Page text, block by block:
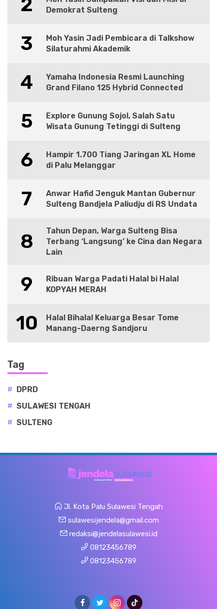
2
Demokrat Sulteng
3
Moh Yasin Jadi Pembicara di Talkshow
Silaturahmi Akademik
4
Yamaha Indonesia Resmi Launching
Grand Filano 125 Hybrid Connected
5
Explore Gunung Sojol, Salah Satu
Wisata Gunung Tetinggi di Sulteng
6
Hampir 1.700 Tiang Jaringan XL Home
di Palu Melanggar
7
Anwar Hafid Jenguk Mantan Gubernur
Sulteng Bandjela Paliudju di RS Undata
8
Tahun Depan, Warga Sulteng Bisa
Terbang ‘Langsung’ ke Cina dan Negara
Lain
9
Ribuan Warga Padati Halal bi Halal
KOPYAH MERAH
10
Halal Bihalal Keluarga Besar Tome
Manang-Daerng Sandjoru
Tag
# DPRD
# SULAWESI TENGAH
# SULTENG
Jl. Kota Palu Sulawesi Tengah
sulawesijendela@gmail.com
redaksi@jendelasulawesi.id
08123456789
08123456789